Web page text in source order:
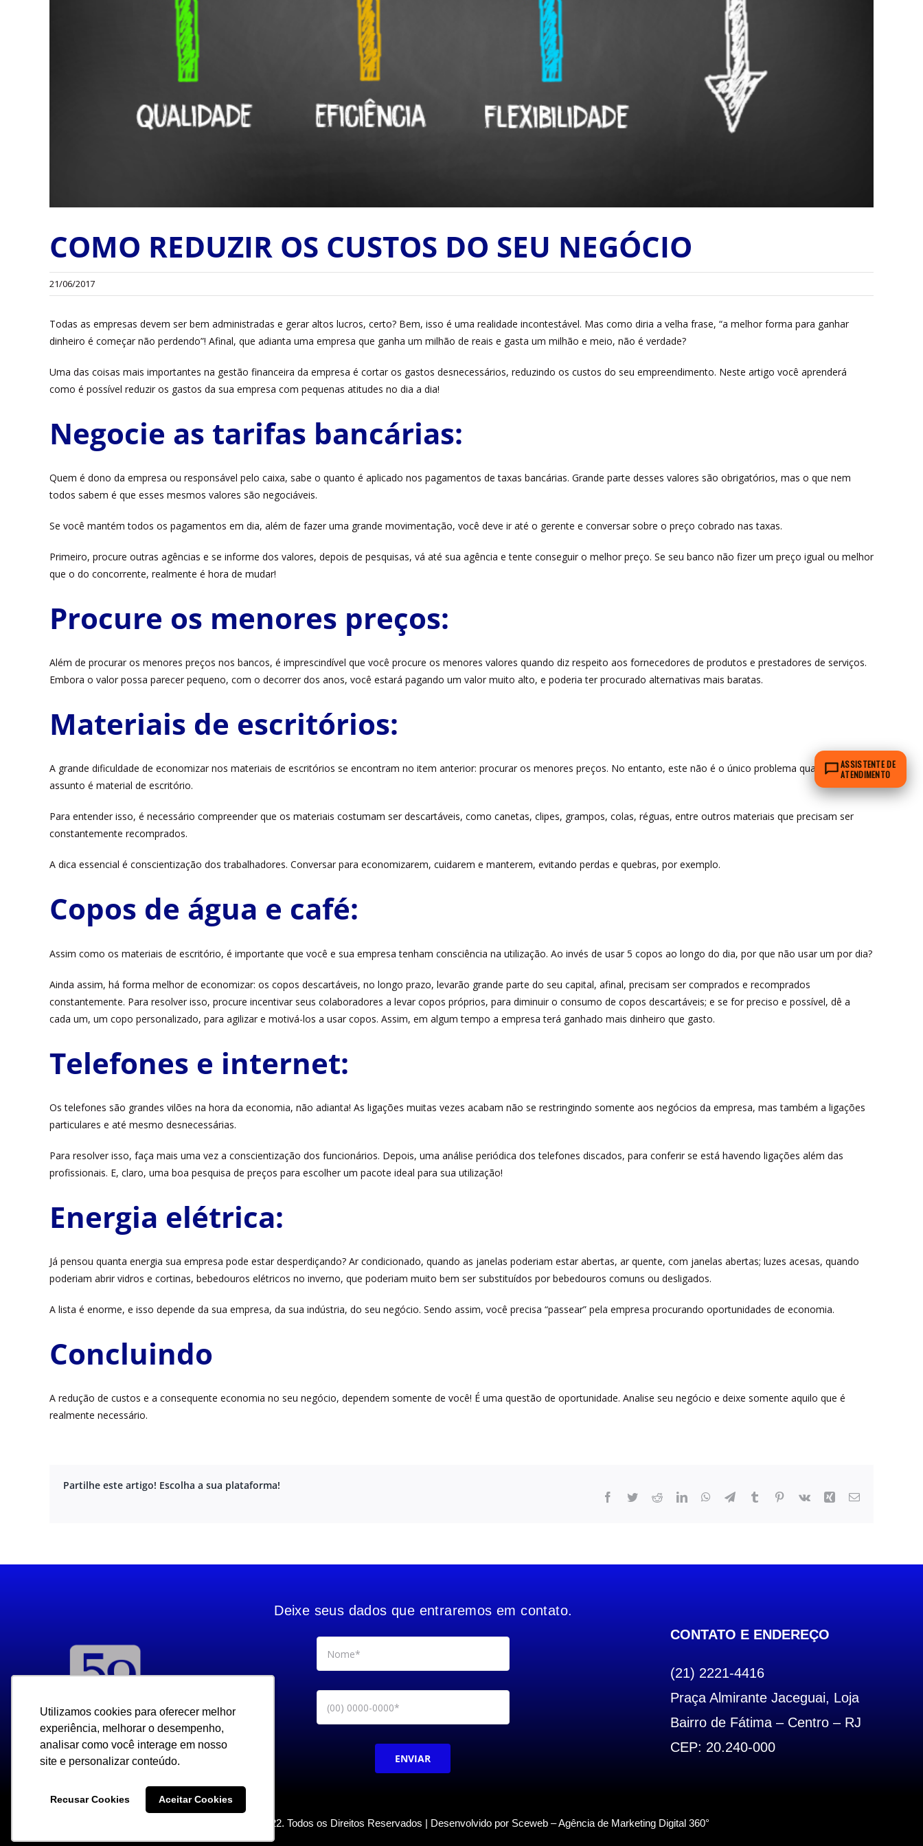
Utilizamos cookies para oferecer melhor
experiência, melhorar o desempenho,
analisar como você interage em nosso
site e personalizar conteúdo.
Recusar Cookies Aceitar Cookies
Utilizamos cookies para oferecer melhor
experiência, melhorar o desempenho,
analisar como você interage em nosso
site e personalizar conteúdo.
Recusar Cookies Aceitar Cookies
COMO REDUZIR OS CUSTOS DO SEU NEGÓCIO
21/06/2017
Todas as empresas devem ser bem administradas e gerar altos lucros, certo? Bem, isso é uma realidade incontestável. Mas como diria a velha frase, “a melhor forma para ganhar
dinheiro é começar não perdendo”! Afinal, que adianta uma empresa que ganha um milhão de reais e gasta um milhão e meio, não é verdade?
Uma das coisas mais importantes na gestão financeira da empresa é cortar os gastos desnecessários, reduzindo os custos do seu empreendimento. Neste artigo você aprenderá
como é possível reduzir os gastos da sua empresa com pequenas atitudes no dia a dia!
Negocie as tarifas bancárias:
Quem é dono da empresa ou responsável pelo caixa, sabe o quanto é aplicado nos pagamentos de taxas bancárias. Grande parte desses valores são obrigatórios, mas o que nem
todos sabem é que esses mesmos valores são negociáveis.
Se você mantém todos os pagamentos em dia, além de fazer uma grande movimentação, você deve ir até o gerente e conversar sobre o preço cobrado nas taxas.
Primeiro, procure outras agências e se informe dos valores, depois de pesquisas, vá até sua agência e tente conseguir o melhor preço. Se seu banco não fizer um preço igual ou melhor
que o do concorrente, realmente é hora de mudar!
Procure os menores preços:
Além de procurar os menores preços nos bancos, é imprescindível que você procure os menores valores quando diz respeito aos fornecedores de produtos e prestadores de serviços.
Embora o valor possa parecer pequeno, com o decorrer dos anos, você estará pagando um valor muito alto, e poderia ter procurado alternativas mais baratas.
Materiais de escritórios:
A grande dificuldade de economizar nos materiais de escritórios se encontram no item anterior: procurar os menores preços. No entanto, este não é o único problema quando o
assunto é material de escritório.
Para entender isso, é necessário compreender que os materiais costumam ser descartáveis, como canetas, clipes, grampos, colas, réguas, entre outros materiais que precisam ser
constantemente recomprados.
A dica essencial é conscientização dos trabalhadores. Conversar para economizarem, cuidarem e manterem, evitando perdas e quebras, por exemplo.
Copos de água e café:
Assim como os materiais de escritório, é importante que você e sua empresa tenham consciência na utilização. Ao invés de usar 5 copos ao longo do dia, por que não usar um por dia?
Ainda assim, há forma melhor de economizar: os copos descartáveis, no longo prazo, levarão grande parte do seu capital, afinal, precisam ser comprados e recomprados
constantemente. Para resolver isso, procure incentivar seus colaboradores a levar copos próprios, para diminuir o consumo de copos descartáveis; e se for preciso e possível, dê a
cada um, um copo personalizado, para agilizar e motivá-los a usar copos. Assim, em algum tempo a empresa terá ganhado mais dinheiro que gasto.
Telefones e internet:
Os telefones são grandes vilões na hora da economia, não adianta! As ligações muitas vezes acabam não se restringindo somente aos negócios da empresa, mas também a ligações
particulares e até mesmo desnecessárias.
Para resolver isso, faça mais uma vez a conscientização dos funcionários. Depois, uma análise periódica dos telefones discados, para conferir se está havendo ligações além das
profissionais. E, claro, uma boa pesquisa de preços para escolher um pacote ideal para sua utilização!
Energia elétrica:
Já pensou quanta energia sua empresa pode estar desperdiçando? Ar condicionado, quando as janelas poderiam estar abertas, ar quente, com janelas abertas; luzes acesas, quando
poderiam abrir vidros e cortinas, bebedouros elétricos no inverno, que poderiam muito bem ser substituídos por bebedouros comuns ou desligados.
A lista é enorme, e isso depende da sua empresa, da sua indústria, do seu negócio. Sendo assim, você precisa “passear” pela empresa procurando oportunidades de economia.
Concluindo
A redução de custos e a consequente economia no seu negócio, dependem somente de você! É uma questão de oportunidade. Analise seu negócio e deixe somente aquilo que é
realmente necessário.
Partilhe este artigo! Escolha a sua plataforma!
Facebook
TwitterRedditLinkedInWhatsApp
TelegramTumblr Pinterest
Vk Xing Email
Deixe seus dados que entraremos em contato.
ENVIAR
CONTATO E ENDEREÇO
(21) 2221-4416
Praça Almirante Jaceguai, Loja
Bairro de Fátima – Centro – RJ
CEP: 20.240-000
Copyright 2022. Todos os Direitos Reservados | Desenvolvido por Sceweb – Agência de Marketing Digital 360°
ASSISTENTE DE
ATENDIMENTO